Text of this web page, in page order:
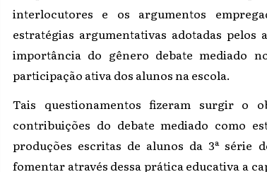
interlocutores e os argumentos
estratégias argumentativas adotadas
importância do gênero debate mediado
participação ativa dos alunos na escola.
Tais questionamentos fizeram surgir o
contribuições do debate mediado como
produções escritas de alunos da 3ª série
fomentar através dessa prática educativa a